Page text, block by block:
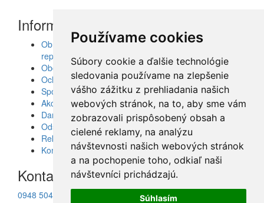
Používame cookies
Súbory cookie a ďalšie technológie
sledovania používame na zlepšenie
vášho zážitku z prehliadania našich
webových stránok, na to, aby sme vám
zobrazovali prispôsobený obsah a
cielené reklamy, na analýzu
návštevnosti našich webových stránok
a na pochopenie toho, odkiaľ naši
návštevníci prichádzajú.
Súhlasím
Informácie
Obrazy, nálepky, fototapety, šablóny, dekorácie,
reprodukcie
Obchodné podmienky
Ochrana osobných údajov
Spolupráca
Akcie a Doručenie
Darčekové poukážky
Odstúpenie od zmluvy - vrátenie tovaru
Reklamácia tovaru
Kontakt
Kontakt
0948 504 403